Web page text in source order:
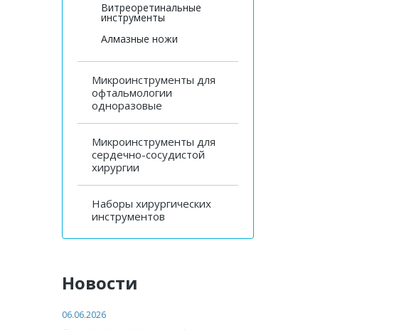
Витреоретинальные
инструменты
Алмазные ножи
Микроинструменты для
офтальмологии
одноразовые
Микроинструменты для
сердечно-сосудистой
хирургии
Наборы хирургических
инструментов
Новости
06.06.2026